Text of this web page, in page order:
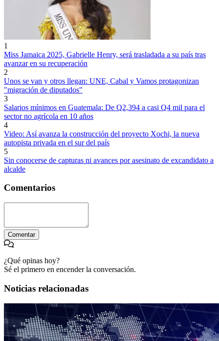
1
Miss Jamaica 2025, Gabrielle Henry, será trasladada a su país tras
avanzar en su recuperación
2
Unos se van y otros llegan: UNE, Cabal y Vamos protagonizan
"migración de diputados"
3
Salarios mínimos en Guatemala: De Q2,394 a casi Q4 mil para el
sector no agrícola en 10 años
4
Video: Así avanza la construcción del proyecto Xochi, la nueva
autopista privada en el sur del país
5
Sin conocerse de capturas ni avances por asesinato de excandidato a
alcalde
Comentarios
Comentar
¿Qué opinas hoy?
Sé el primero en encender la conversación.
Noticias relacionadas